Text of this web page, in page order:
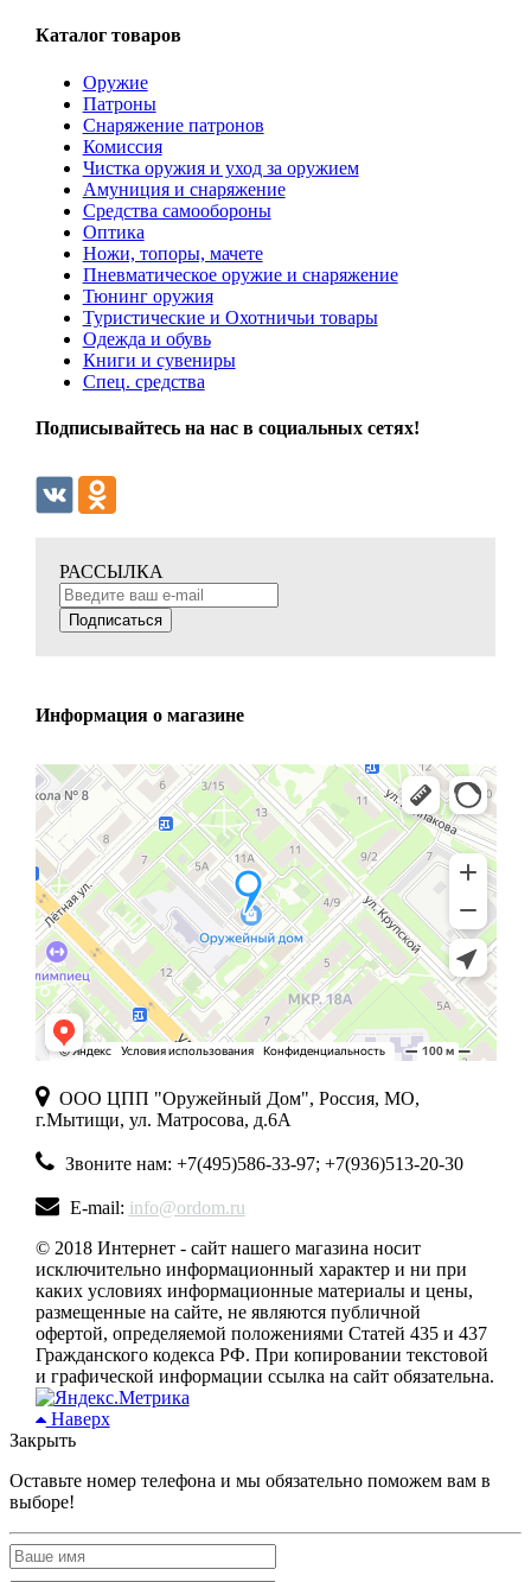
Каталог товаров
Оружие
Патроны
Снаряжение патронов
Комиссия
Чистка оружия и уход за оружием
Амуниция и снаряжение
Средства самообороны
Оптика
Ножи, топоры, мачете
Пневматическое оружие и снаряжение
Тюнинг оружия
Туристические и Охотничьи товары
Одежда и обувь
Книги и сувениры
Спец. средства
Подписывайтесь на нас в социальных сетях!
РАССЫЛКА
Подписаться
Информация о магазине
ООО ЦПП "Оружейный Дом", Россия, МО,
г.Мытищи, ул. Матросова, д.6А
Звоните нам: +7(495)586-33-97; +7(936)513-20-30
E-mail: info@ordom.ru
© 2018 Интернет - сайт нашего магазина носит
исключительно информационный характер и ни при
каких условиях информационные материалы и цены,
размещенные на сайте, не являются публичной
офертой, определяемой положениями Статей 435 и 437
Гражданского кодекса РФ. При копировании текстовой
и графической информации ссылка на сайт обязательна.
Наверх
Закрыть
Оставьте номер телефона и мы обязательно поможем вам в
выборе!